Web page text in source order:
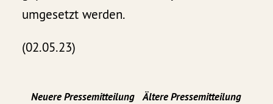
umgesetzt werden.
(02.05.23)
Neuere Pressemitteilung Ältere Pressemitteilung